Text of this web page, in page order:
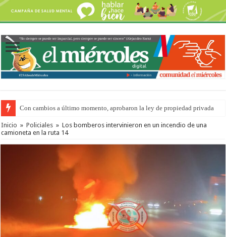
Con cambios a último momento, aprobaron la ley de propiedad privada
Adopción en Entre Ríos: el 35% de los 90 niños, niñas y adolescentes que
Inicio » Policiales » Los bomberos intervinieron en un incendio de una
camioneta en la ruta 14